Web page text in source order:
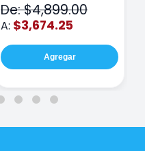
De: $4,899.00
A: $3,674.25
Agregar